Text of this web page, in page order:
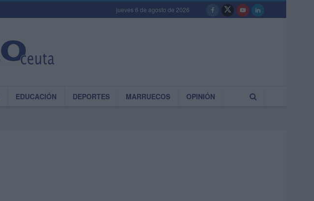
jueves 6 de agosto de 2026
EDUCACIÓN DEPORTES MARRUECOS OPINIÓN